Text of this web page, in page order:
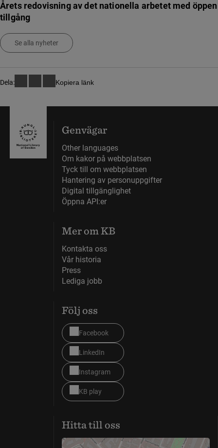
Årets redovisning av det nationella arbetet med öppen
tillgång
Se alla nyheter
Dela: Kopiera länk
Genvägar
Other languages
Om kakor på webbplatsen
Tyck till om webbplatsen
Hantering av personuppgifter
Digital tillgänglighet
Öppna API:er
Mer om KB
Kontakta oss
Vår historia
Press
Lediga jobb
Följ oss
Facebook
LinkedIn
Instagram
KB play
Hitta till oss